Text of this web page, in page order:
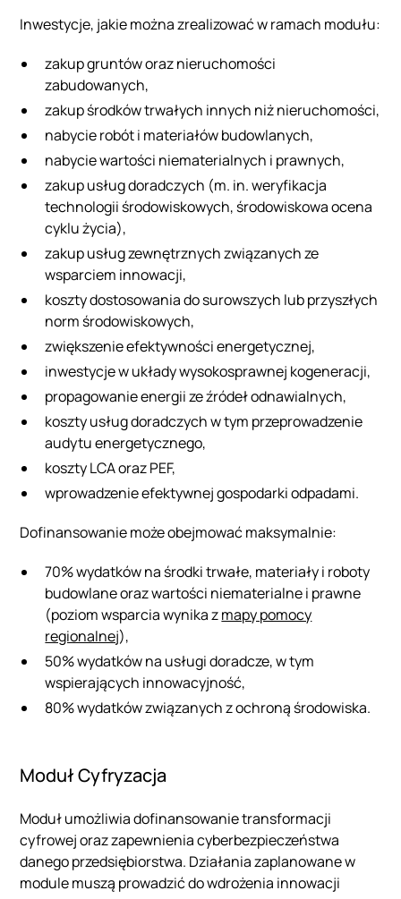
Inwestycje, jakie można zrealizować w ramach modułu:
zakup gruntów oraz nieruchomości
zabudowanych,
zakup środków trwałych innych niż nieruchomości,
nabycie robót i materiałów budowlanych,
nabycie wartości niematerialnych i prawnych,
zakup usług doradczych (m. in. weryfikacja
technologii środowiskowych, środowiskowa ocena
cyklu życia),
zakup usług zewnętrznych związanych ze
wsparciem innowacji,
koszty dostosowania do surowszych lub przyszłych
norm środowiskowych,
zwiększenie efektywności energetycznej,
inwestycje w układy wysokosprawnej kogeneracji,
propagowanie energii ze źródeł odnawialnych,
koszty usług doradczych w tym przeprowadzenie
audytu energetycznego,
koszty LCA oraz PEF,
wprowadzenie efektywnej gospodarki odpadami.
Dofinansowanie może obejmować maksymalnie:
70% wydatków na środki trwałe, materiały i roboty
budowlane oraz wartości niematerialne i prawne
(poziom wsparcia wynika zmapy pomocy
regionalnej),
50% wydatków na usługi doradcze, w tym
wspierających innowacyjność,
80% wydatków związanych z ochroną środowiska.
Moduł Cyfryzacja
Moduł umożliwia dofinansowanie transformacji
cyfrowej oraz zapewnienia cyberbezpieczeństwa
danego przedsiębiorstwa. Działania zaplanowane w
module muszą prowadzić do wdrożenia innowacji